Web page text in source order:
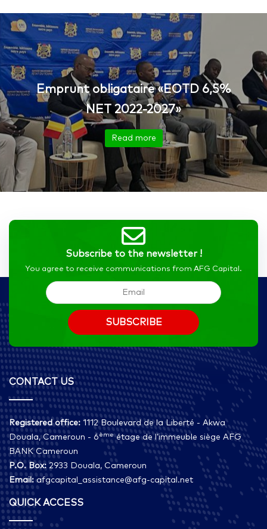
Emprunt obligataire «EOTD 6,5%
NET 2022-2027»
Read more
Subscribe to the newsletter !
You agree to receive communications from AFG Capital.
CONTACT US
Registered office: 1112 Boulevard de la Liberté - Akwa
Douala, Cameroun - 6 èmeétage de l’immeuble siège AFG
BANK Cameroun
P.O. Box: 2933 Douala, Cameroun
Email: afgcapital_assistance@afg-capital.net
QUICK ACCESS